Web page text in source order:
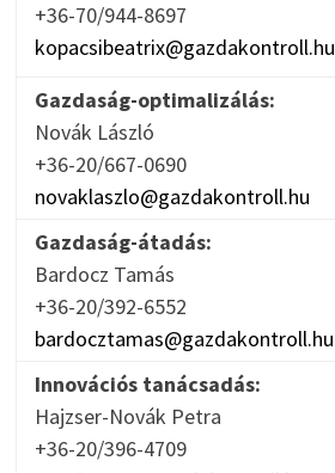
+36-70/944-8697
kopacsibeatrix@gazdakontroll.hu
Gazdaság-optimalizálás:
Novák László
+36-20/667-0690
novaklaszlo@gazdakontroll.hu
Gazdaság-átadás:
Bardocz Tamás
+36-20/392-6552
bardocztamas@gazdakontroll.hu
Innovációs tanácsadás:
Hajzser-Novák Petra
+36-20/396-4709